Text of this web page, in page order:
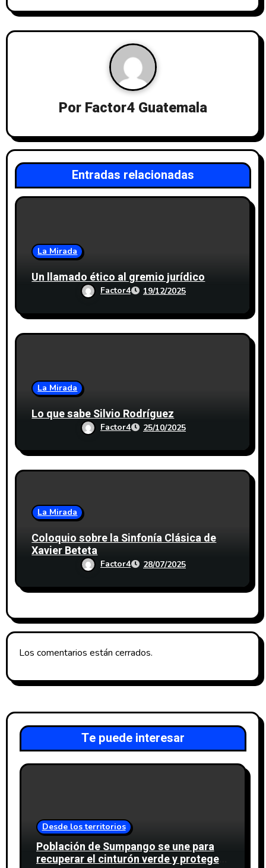
Por Factor4 Guatemala
Entradas relacionadas
La Mirada
Un llamado ético al gremio jurídico
Factor4 19/12/2025
La Mirada
Lo que sabe Silvio Rodríguez
Factor4 25/10/2025
La Mirada
Coloquio sobre la Sinfonía Clásica de
Xavier Beteta
Factor4 28/07/2025
Los comentarios están cerrados.
Te puede interesar
Desde los territorios
Población de Sumpango se une para
recuperar el cinturón verde y proteger